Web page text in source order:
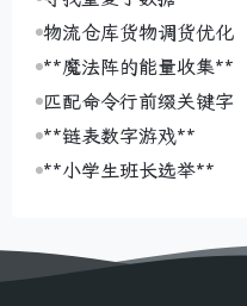
物流仓库货物调货优化
**魔法阵的能量收集**
匹配命令行前缀关键字
**链表数字游戏**
**小学生班长选举**